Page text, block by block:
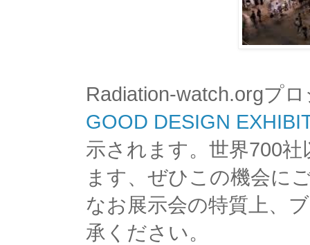
Radiation-watch.orgプ
GOOD DESIGN
示されます。世界700
ます、ぜひこの機会に
なお展示会の特質上、
承ください。